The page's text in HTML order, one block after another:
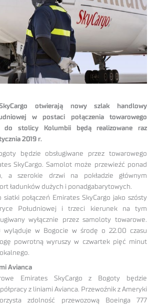
otwierają nowy szlak handlowy
w postaci połączenia towarowego
stolicy Kolumbii będą realizowane raz
2019 r.
będzie obsługiwane przez towarowego
SkyCargo. Samolot może przewieźć ponad
a szerokie drzwi na pokładzie głównym
ładunków dużych i ponadgabarytowych.
siatki połączeń Emirates SkyCargo jako szósty
Południowej i trzeci kierunek na tym
wyłącznie przez samoloty towarowe.
wyląduje w Bogocie w środę o 22.00 czasu
powrotną wyruszy w czwartek pięć minut
Avianca
Emirates SkyCargo z Bogoty będzie
z liniami Avianca. Przewoźnik z Ameryki
zdolność przewozową Boeinga 777